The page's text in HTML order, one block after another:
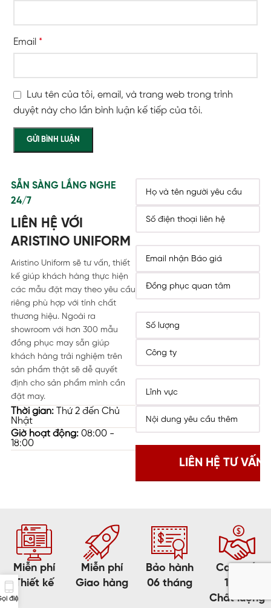
Email *
Lưu tên của tôi, email, và trang web trong trình
duyệt này cho lần bình luận kế tiếp của tôi.
SẴN SÀNG LẮNG NGHE
24/7
LIÊN HỆ VỚI
ARISTINO UNIFORM
Aristino Uniform sẽ tư vấn, thiết
kế giúp khách hàng thực hiện
các mẫu đặt may theo yêu cầu
riêng phù hợp với tính chất
thương hiệu. Ngoài ra
showroom với hơn 300 mẫu
đồng phục may sẵn giúp
khách hàng trải nghiệm trên
sản phẩm thật sẽ dễ quyết
định cho sản phẩm mình cần
đặt may.
Thời gian:Thứ 2 đến Chủ
Nhật
Giờ hoạt động:08:00 -
18:00
Miễn phí
Thiết kế
Miễn phí
Giao hàng
Bảo hành
06 tháng
Cam kết
100%
Chất lượng
điện